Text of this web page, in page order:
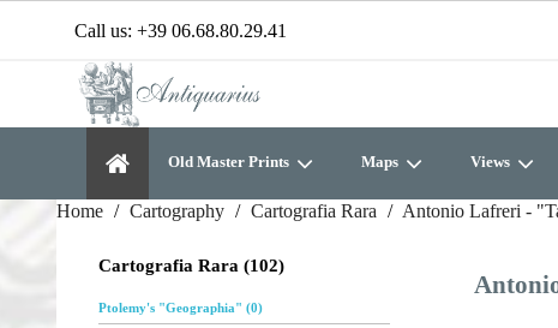
Call us: +39 06.68.80.29.41
Old Master Prints Maps Views
Home Cartography Cartografia Rara Antonio Lafreri -
Cartografia Rara (102)
Ptolemy's "Geographia" (0)